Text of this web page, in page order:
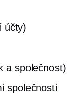
účty)
a společnost)
společnosti